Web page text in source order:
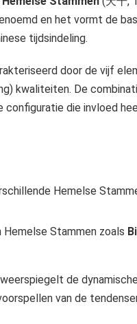
en het vormt de
tijdsindeling.
door de vijf
kwaliteiten. De
configuratie die invloed
Hemelse
Stammen zoals
de
van de